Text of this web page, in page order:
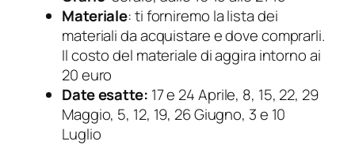
Materiale: ti forniremo la lista dei
materiali da acquistare e dove comprarli.
Il costo del materiale di aggira intorno ai
20 euro
Date esatte: 17 e 24 Aprile, 8, 15, 22, 29
Maggio, 5, 12, 19, 26 Giugno, 3 e 10
Luglio